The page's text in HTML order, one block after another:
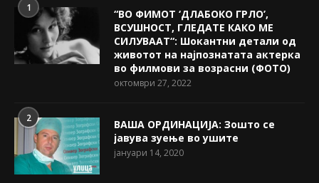
1
“ВО ФИМОТ ‘ДЛАБОКО ГРЛО’,
ВСУШНОСТ, ГЛЕДАТЕ КАКО МЕ
СИЛУВААТ“: Шокантни детали од
животот на најпознатата актерка
во филмови за возрасни (ФОТО)
октомври 27, 2022
2
ВАША ОРДИНАЦИЈА: Зошто се
јавува зуење во ушите
јануари 14, 2020